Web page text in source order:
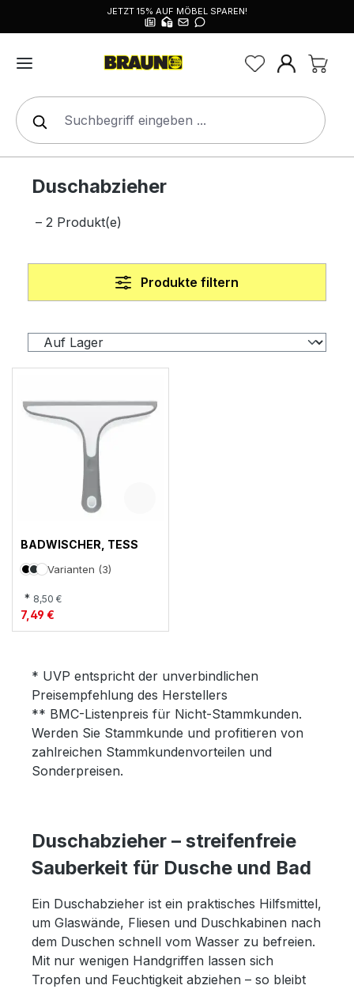
JETZT 15% AUF MÖBEL SPAREN!
Duschabzieher
– 2 Produkt(e)
Produkte filtern
BADWISCHER, TESS
Varianten (3)
* 8,50 €
7,49 €
* UVP entspricht der unverbindlichen
Preisempfehlung des Herstellers
** BMC-Listenpreis für Nicht-Stammkunden.
Werden Sie Stammkunde und profitieren von
zahlreichen Stammkundenvorteilen und
Sonderpreisen.
Duschabzieher – streifenfreie
Sauberkeit für Dusche und Bad
Ein Duschabzieher ist ein praktisches Hilfsmittel,
um Glaswände, Fliesen und Duschkabinen nach
dem Duschen schnell vom Wasser zu befreien.
Mit nur wenigen Handgriffen lassen sich
Tropfen und Feuchtigkeit abziehen – so bleibt